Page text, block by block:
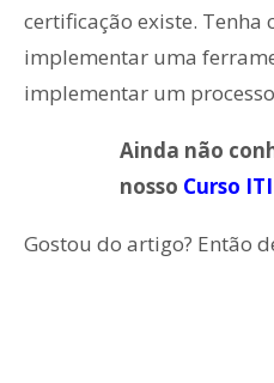
certificação existe.
implementar uma
implementar um
Ainda não
nosso Curso
Gostou do artigo? Então